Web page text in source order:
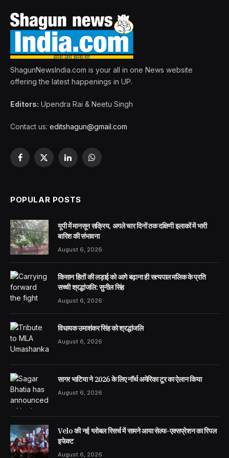
ShagunNewsIndia.com is your all in one News website
offering the latest happenings in UP.
Editors: Upendra Rai & Neetu Singh
Contact us: editshagun@gmail.com
Facebook
X
LinkedInWhatsApp
POPULAR POSTS
यूपी में मानसून सक्रिय, अगले चार दिनों तक दक्षिणी इलाकों में भारी
बारिश की संभावना
August 6, 2026
किसान हितों की लड़ाई को आगे बढ़ाना ही सत्यपाल मलिक के प्रति
सच्ची श्रद्धांजलि: सुनील सिंह
August 6, 2026
विधायक उमाशंकर सिंह को श्रद्धांजलि
August 6, 2026
सागर भाटिया ने 2026 के लिए नॉर्थ अमेरिका टूर का ऐलान किया
August 6, 2026
Velo की नई ग्लोबल रिसर्च में सामने आया सेल्फ-एक्सप्रेशन का रिपल
इफेक्ट
August 6, 2026